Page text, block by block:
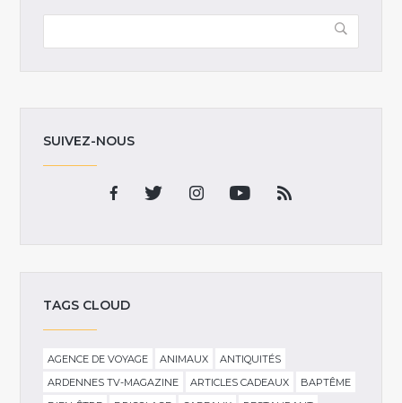
SUIVEZ-NOUS
TAGS CLOUD
AGENCE DE VOYAGE ANIMAUX
ANTIQUITÉS
ARDENNES TV-MAGAZINE
ARTICLES CADEAUX
BAPTÊME